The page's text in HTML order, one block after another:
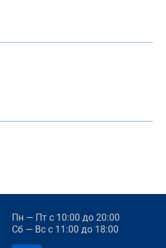
Пн — Пт с 10:00 до 20:00
Сб — Вс с 11:00 до 18:00